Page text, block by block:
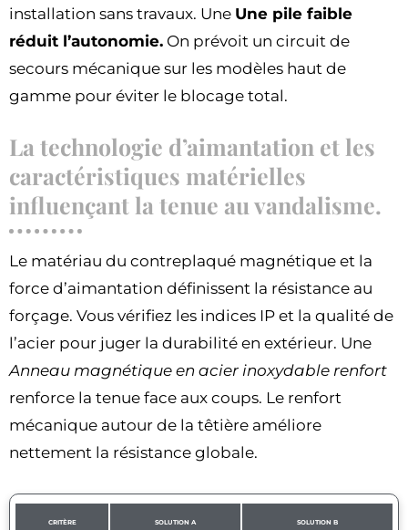
installation sans travaux. Une Une pile faible
réduit l’autonomie. On prévoit un circuit de
secours mécanique sur les modèles haut de
gamme pour éviter le blocage total.
La technologie d’aimantation et les
caractéristiques matérielles
influençant la tenue au vandalisme.
Le matériau du contreplaqué magnétique et la
force d’aimantation définissent la résistance au
forçage. Vous vérifiez les indices IP et la qualité de
l’acier pour juger la durabilité en extérieur. Une
Anneau magnétique en acier inoxydable renfort
renforce la tenue face aux coups. Le renfort
mécanique autour de la têtière améliore
nettement la résistance globale.
CRITÈRE SOLUTION A SOLUTION B